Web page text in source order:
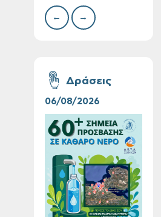
Επιτροπής στις 10-
08-2026
Επαναλειτουργία
του συστήματος
SeaTrac στην
παραλία του Αγίου
Ονουφρίου
← →
Δράσεις
06/08/2026